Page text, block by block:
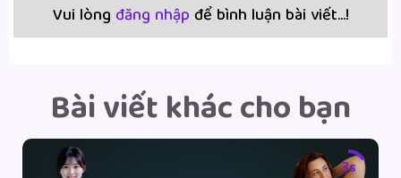
Vui lòngđăng nhậpđể bình luận bài viết...!
Bài viết khác cho bạn
2s